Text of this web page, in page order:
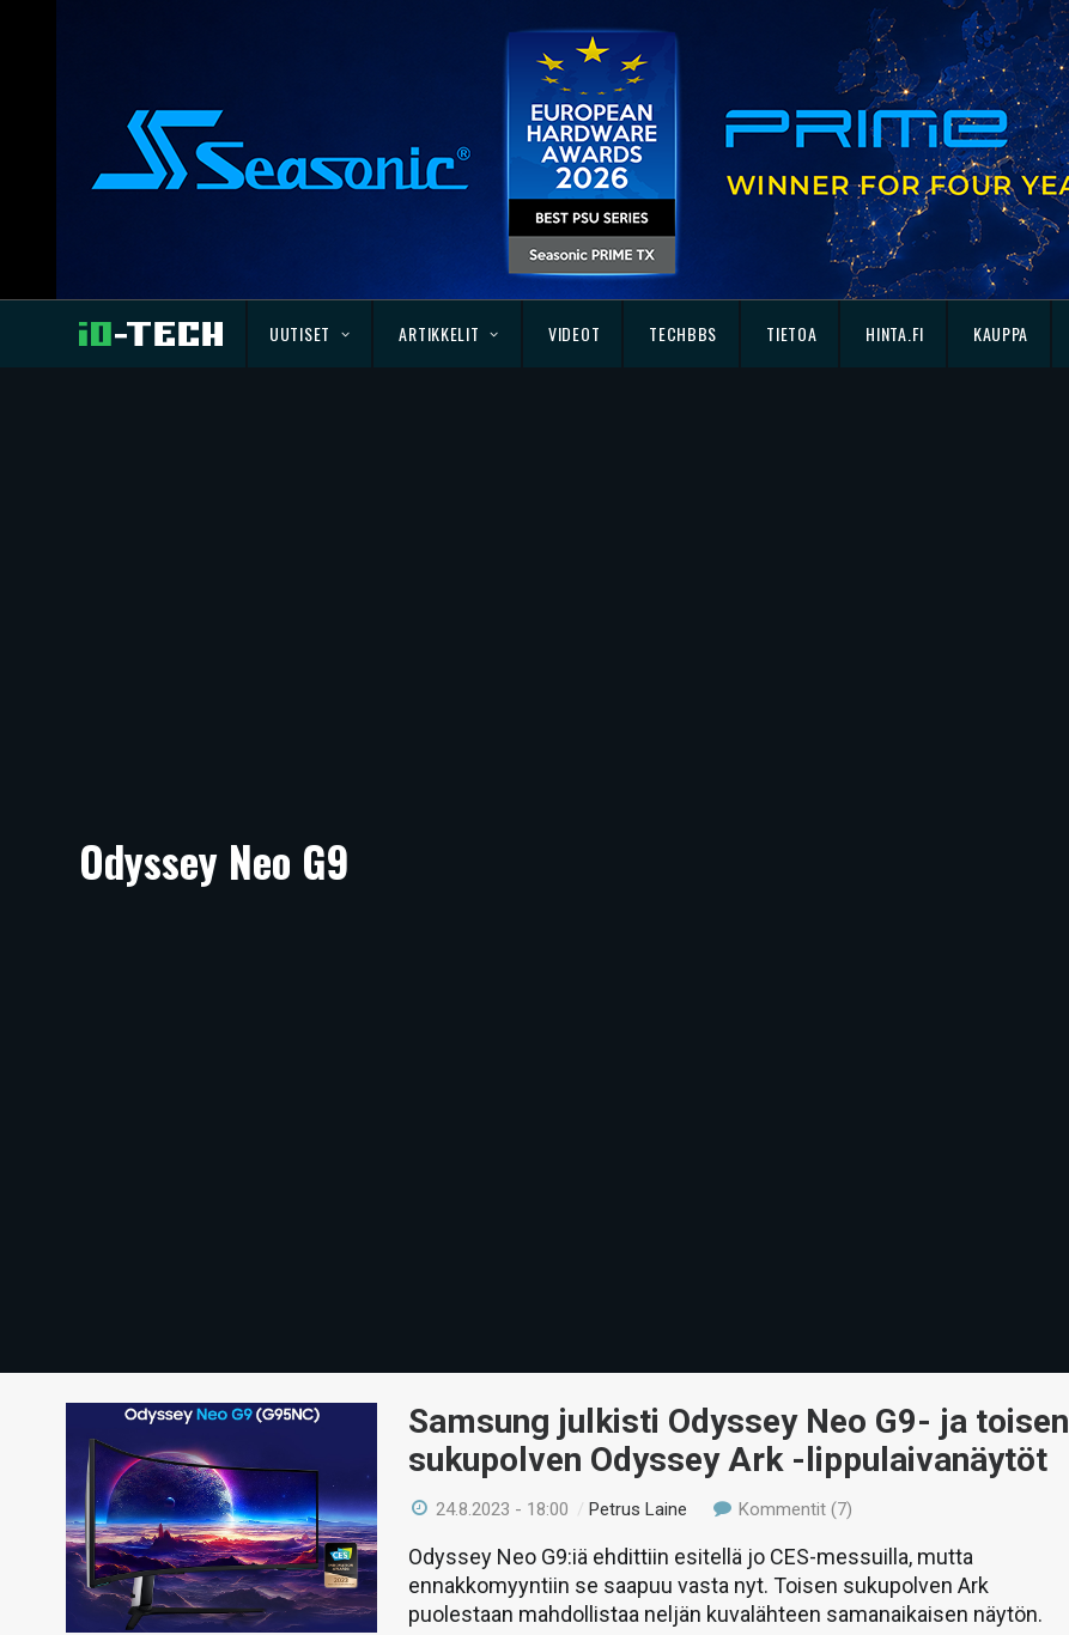
UUTISET ARTIKKELIT VIDEOT TECHBBS TIETOA HINTA.FI KAUPPA
Odyssey Neo G9
Samsung julkisti Odyssey Neo G9- ja toisen
sukupolven Odyssey Ark -lippulaivanäytöt
24.8.2023 - 18:00 /Petrus Laine Kommentit (7)
Odyssey Neo G9:iä ehdittiin esitellä jo CES-messuilla, mutta
ennakkomyyntiin se saapuu vasta nyt. Toisen sukupolven Ark
puolestaan mahdollistaa neljän kuvalähteen samanaikaisen näytön.